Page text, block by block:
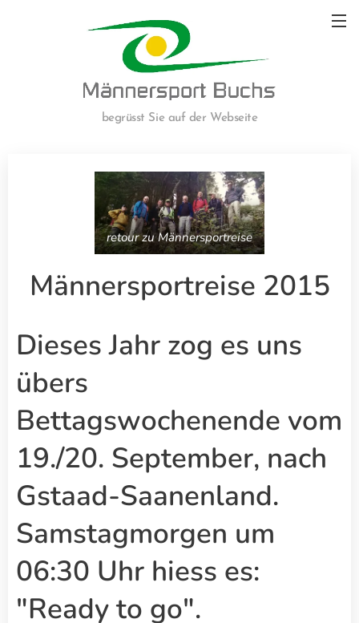
begrüsst Sie auf der Webseite
retour zu Männersportreise
Männersportreise 2015
Dieses Jahr zog es uns
übers
Bettagswochenende vom
19./20. September, nach
Gstaad-Saanenland.
Samstagmorgen um
06:30 Uhr hiess es:
"Ready to go".